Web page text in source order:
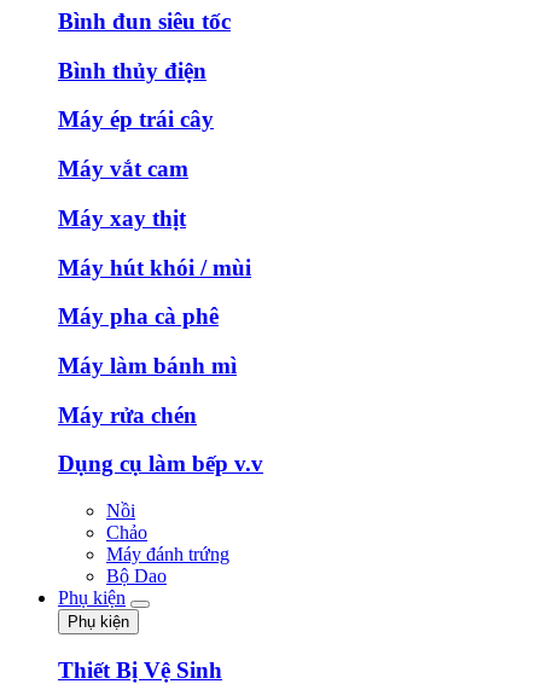
Bình đun siêu tốc
Bình thủy điện
Máy ép trái cây
Máy vắt cam
Máy xay thịt
Máy hút khói / mùi
Máy pha cà phê
Máy làm bánh mì
Máy rửa chén
Dụng cụ làm bếp v.v
Nồi
Chảo
Máy đánh trứng
Bộ Dao
Phụ kiện
Phụ kiện
Thiết Bị Vệ Sinh